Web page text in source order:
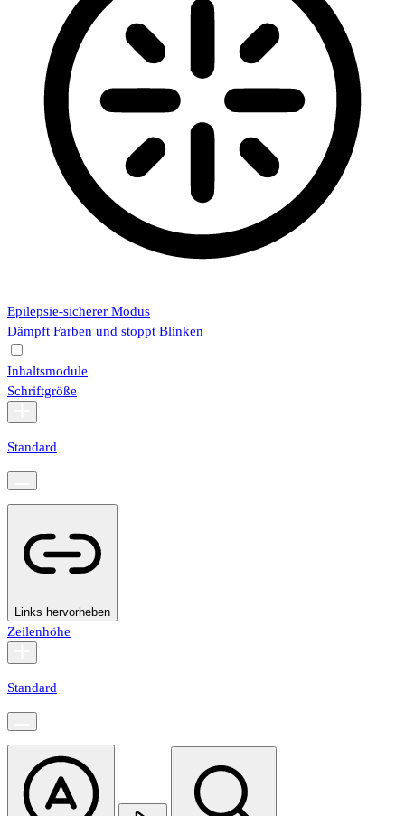
Epilepsie-sicherer Modus
Dämpft Farben und stoppt Blinken
Inhaltsmodule
Schriftgröße
Standard
Links hervorheben
Zeilenhöhe
Standard